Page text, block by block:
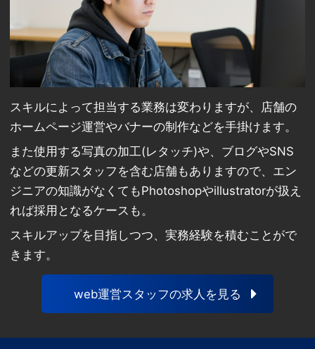
スキルによって担当する業務は変わりますが、店舗の
ホームページ運営やバナーの制作などを手掛けます。
また使用する写真の加工(レタッチ)や、ブログやSNS
などの更新スタッフを含む店舗もありますので、エン
ジニアの知識がなくてもPhotoshopやillustratorが扱え
れば採用となるケースも。
スキルアップを目指しつつ、実務経験を積むことがで
きます。
web運営スタッフの求人を見る